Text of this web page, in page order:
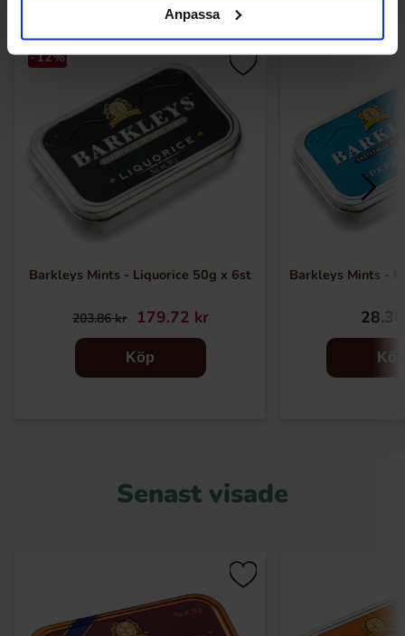
Anpassa
-12%
Barkleys Mints - Liquorice 50g x 6st
203.86 kr 179.72 kr
Köp
Barkleys Mints -
Köp
Senast visade